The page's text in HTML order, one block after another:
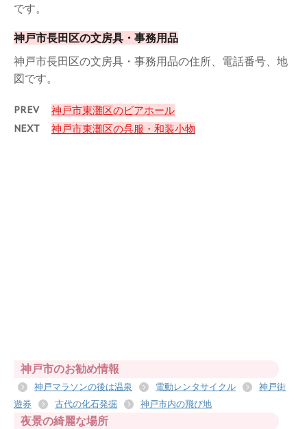
です。
神戸市長田区の文房具・事務用品
神戸市長田区の文房具・事務用品の住所、電話番号、地
図です。
PREV 神戸市東灘区のビアホール
NEXT 神戸市東灘区の呉服・和装小物
神戸市のお勧め情報
神戸マラソンの後は温泉 電動レンタサイクル
神戸街
遊券
古代の化石発掘 神戸市内の飛び地
夜景の綺麗な場所